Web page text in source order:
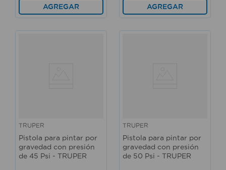
AGREGAR AGREGAR
TRUPER
Pistola para pintar por
gravedad con presión
de 45 Psi - TRUPER
TRUPER
Pistola para pintar por
gravedad con presión
de 50 Psi - TRUPER